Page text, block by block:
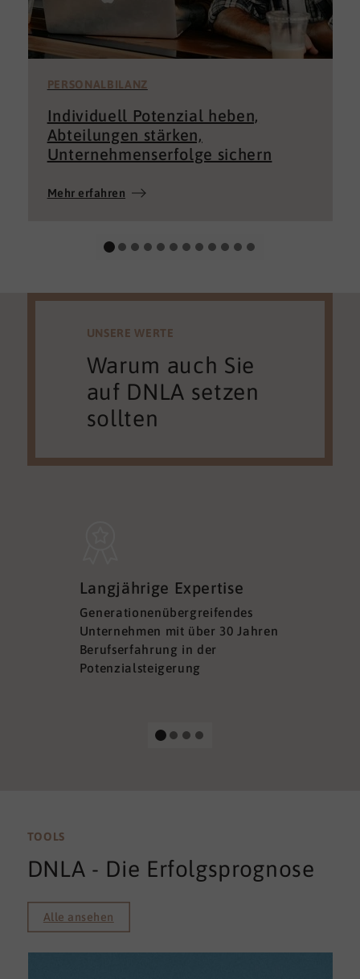
PERSONALBILANZ
Individuell Potenzial heben,
Abteilungen stärken,
Unternehmenserfolge sichern
Mehr erfahren
UNSERE WERTE
Warum auch Sie
auf DNLA setzen
sollten
Langjährige Expertise
Generationenübergreifendes
Unternehmen mit über 30 Jahren
Berufserfahrung in der
Potenzialsteigerung
TOOLS
DNLA - Die Erfolgsprognose
Alle ansehen